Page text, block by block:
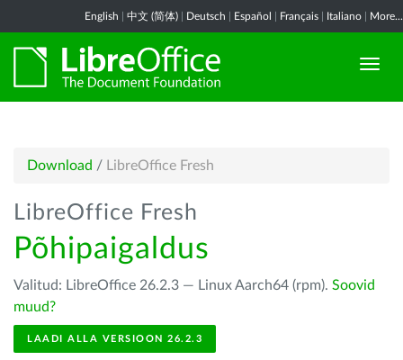
English 中文 (简体) Deutsch Español Français Italiano More...
Download / LibreOffice Fresh
LibreOffice Fresh
Põhipaigaldus
Valitud: LibreOffice 26.2.3 — Linux Aarch64 (rpm). Soovid
muud?
LAADI ALLA VERSIOON 26.2.3